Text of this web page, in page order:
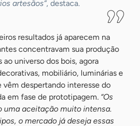
artesãos”, destaca.
resultados já aparecem na
concentravam sua produção
ao universo dos bois, agora
mobiliário, luminárias e
vêm despertando interesse do
em fase de prototipagem. “Os
uma aceitação muito intensa.
o mercado já deseja essas